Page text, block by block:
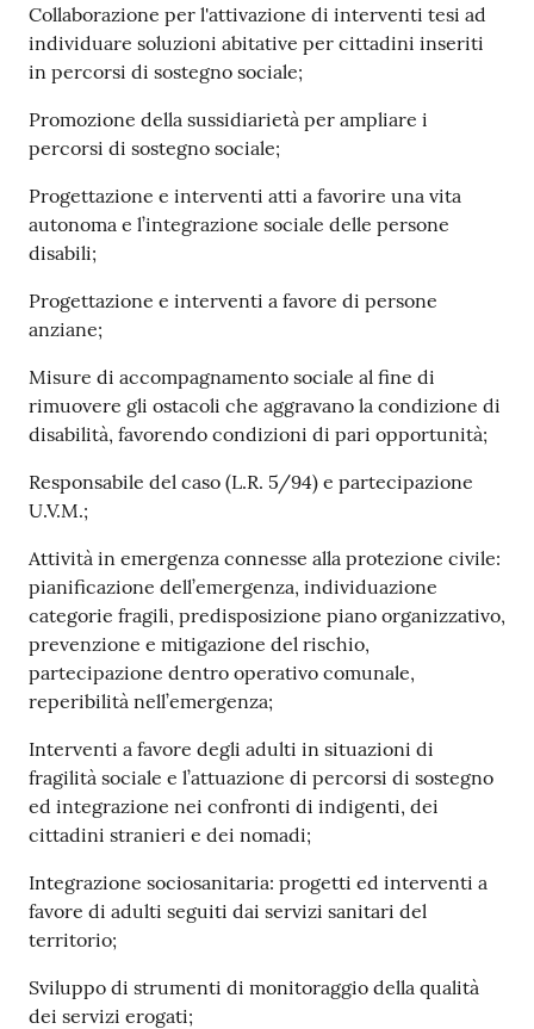
Collaborazione per l'attivazione di interventi tesi ad
individuare soluzioni abitative per cittadini inseriti
in percorsi di sostegno sociale;
Promozione della sussidiarietà per ampliare i
percorsi di sostegno sociale;
Progettazione e interventi atti a favorire una vita
autonoma e l’integrazione sociale delle persone
disabili;
Progettazione e interventi a favore di persone
anziane;
Misure di accompagnamento sociale al fine di
rimuovere gli ostacoli che aggravano la condizione di
disabilità, favorendo condizioni di pari opportunità;
Responsabile del caso (L.R. 5/94) e partecipazione
U.V.M.;
Attività in emergenza connesse alla protezione civile:
pianificazione dell’emergenza, individuazione
categorie fragili, predisposizione piano organizzativo,
prevenzione e mitigazione del rischio,
partecipazione dentro operativo comunale,
reperibilità nell’emergenza;
Interventi a favore degli adulti in situazioni di
fragilità sociale e l’attuazione di percorsi di sostegno
ed integrazione nei confronti di indigenti, dei
cittadini stranieri e dei nomadi;
Integrazione sociosanitaria: progetti ed interventi a
favore di adulti seguiti dai servizi sanitari del
territorio;
Sviluppo di strumenti di monitoraggio della qualità
dei servizi erogati;